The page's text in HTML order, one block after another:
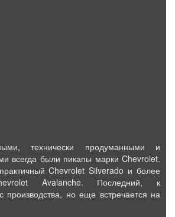
технически продуманными и
всегда были пикапы марки Chevrolet.
Chevrolet Silverado и более
Avalanche. Последний, к
производства, но еще встречается на